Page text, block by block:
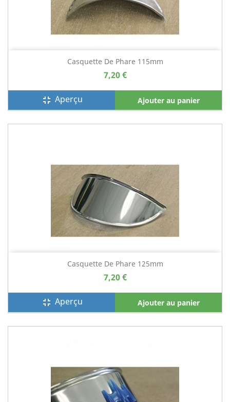
Casquette De Phare 115mm
7,20 €
fullscreen_exit Aperçu Ajouter au panier
Casquette De Phare 125mm
7,20 €
fullscreen_exit Aperçu Ajouter au panier